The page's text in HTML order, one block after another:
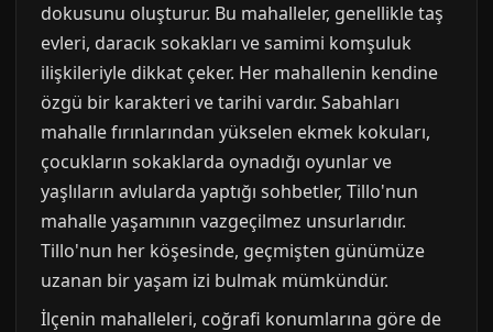
dokusunu oluşturur. Bu mahalleler, genellikle taş
evleri, daracık sokakları ve samimi komşuluk
ilişkileriyle dikkat çeker. Her mahallenin kendine
özgü bir karakteri ve tarihi vardır. Sabahları
mahalle fırınlarından yükselen ekmek kokuları,
çocukların sokaklarda oynadığı oyunlar ve
yaşlıların avlularda yaptığı sohbetler, Tillo'nun
mahalle yaşamının vazgeçilmez unsurlarıdır.
Tillo'nun her köşesinde, geçmişten günümüze
uzanan bir yaşam izi bulmak mümkündür.
İlçenin mahalleleri, coğrafi konumlarına göre de